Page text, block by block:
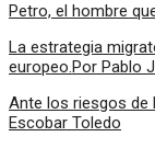
Petro, el hombre
La estrategia
europeo.Por Pablo
Ante los riesgos de
Escobar Toledo